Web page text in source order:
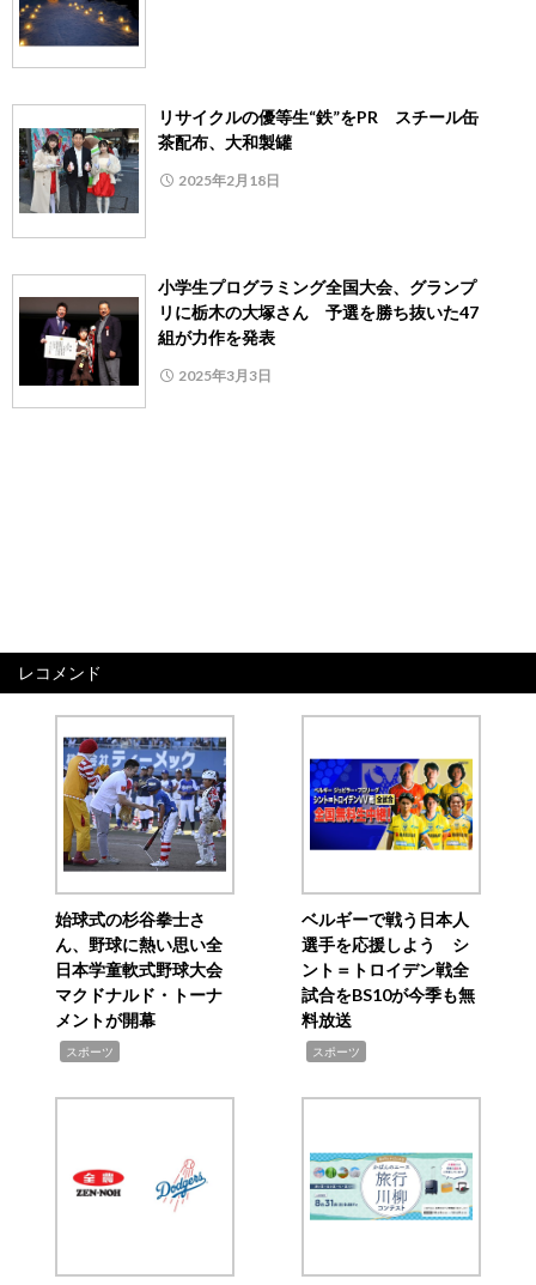
リサイクルの優等生“鉄”をPR スチール缶
茶配布、大和製罐
2025年2月18日
小学生プログラミング全国大会、グランプ
リに栃木の大塚さん 予選を勝ち抜いた47
組が力作を発表
2025年3月3日
レコメンド
始球式の杉谷拳士さ
ん、野球に熱い思い全
日本学童軟式野球大会
マクドナルド・トーナ
メントが開幕
スポーツ
ベルギーで戦う日本人
選手を応援しよう シ
ント＝トロイデン戦全
試合をBS10が今季も無
料放送
スポーツ